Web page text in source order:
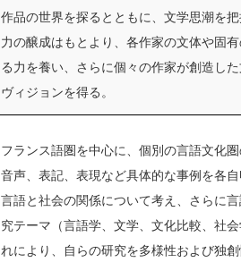
作品の世界を探るとともに、文学思潮を
力の醸成はもとより、各作家の文体や固
る力を養い、さらに個々の作家が創造し
ヴィジョンを得る。
フランス語圏を中心に、個別の言語文化
音声、表記、表現など具体的な事例を各
言語と社会の関係について考え、さらに
究テーマ（言語学、文学、文化比較、社
れにより、自らの研究を多様性および独